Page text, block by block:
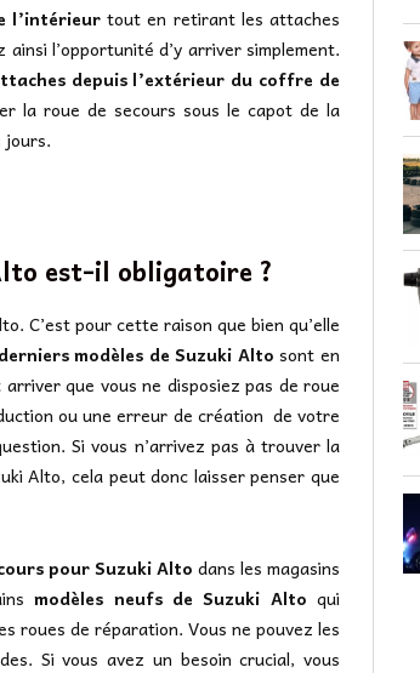
l’intérieur tout en retirant les attaches
l’opportunité d’y arriver simplement.
depuis l’extérieur du coffre de
la roue de secours sous le capot de la
jours.
est-il obligatoire ?
C’est pour cette raison que bien qu’elle
derniers modèles de Suzuki Alto sont en
que vous ne disposiez pas de roue
ou une erreur de création de votre
Si vous n’arrivez pas à trouver la
Alto, cela peut donc laisser penser que
pour Suzuki Alto dans les magasins
modèles neufs de Suzuki Alto qui
roues de réparation. Vous ne pouvez les
Si vous avez un besoin crucial, vous